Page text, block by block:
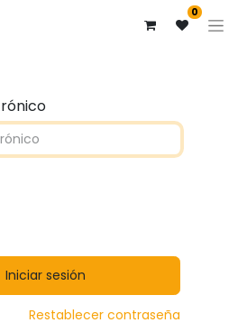
0
Iniciar sesión
Restablecer contraseña